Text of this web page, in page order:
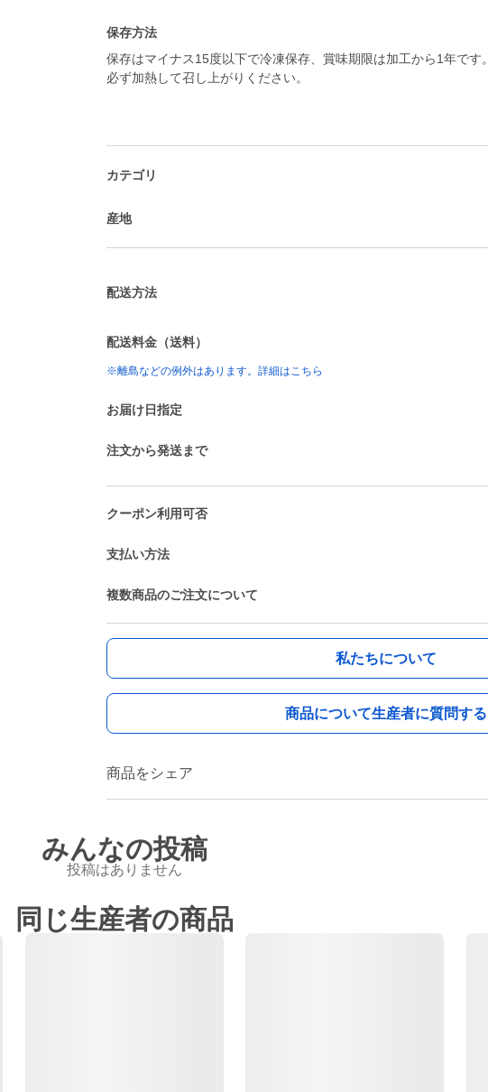
保存方法
保存はマイナス15度以下で冷凍保存、賞味期限は加工から1年です。
必ず加熱して召し上がりください。
カテゴリ
産地
配送方法
配送料金（送料）
※離島などの例外はあります。詳細はこちら
お届け日指定
注文から発送まで
クーポン利用可否
支払い方法
複数商品のご注文について
私たちについて
商品について生産者に質問する
商品をシェア
みんなの投稿
投稿はありません
同じ生産者の商品